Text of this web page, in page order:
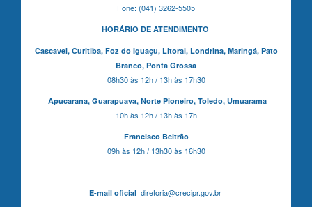
Fone: (041) 3262-5505
HORÁRIO DE ATENDIMENTO
Cascavel, Curitiba,Foz do Iguaçu, Litoral, Londrina, Maringá, Pato
Branco, Ponta Grossa
08h30 às 12h / 13h às 17h30
Apucarana, Guarapuava, Norte Pioneiro, Toledo, Umuarama
10h às 12h / 13h às 17h
Francisco Beltrão
09h às 12h / 13h30 às 16h30
E-mail oficialdiretoria@crecipr.gov.br